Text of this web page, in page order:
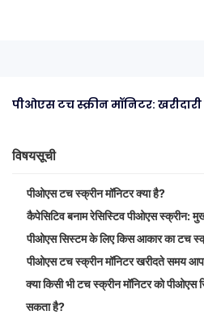
पीओएस टच स्क्रीन मॉनिटर:
विषयसूची
पीओएस टच स्क्रीन मॉनिटर क्या है?
कैपेसिटिव बनाम रेसिस्टिव पीओएस स्क्रीन:
पीओएस सिस्टम के लिए किस आकार का टच
पीओएस टच स्क्रीन मॉनिटर खरीदते समय
क्या किसी भी टच स्क्रीन मॉनिटर को
सकता है?